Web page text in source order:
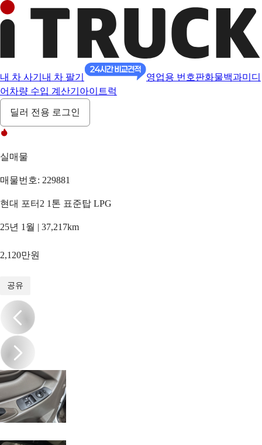
내 차 사기 내 차 팔기 영업용 번호판화물백과미디
어 차량 수입 계산기 아이트럭
딜러 전용 로그인
실매물
매물번호: 229881
현대 포터2 1톤 표준탑 LPG
25년 1월 | 37,217km
2,120만원
공유
/19